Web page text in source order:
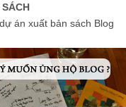
án xuất bản sách Blog